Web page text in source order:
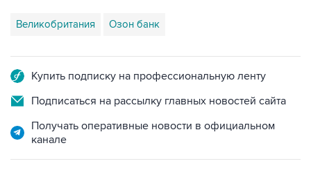
Великобритания Озон банк
Купить подписку на профессиональную ленту
Подписаться на рассылку главных новостей сайта
Получать оперативные новости в официальном
канале